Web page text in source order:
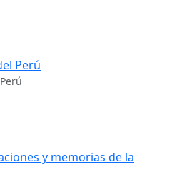
Perú
y memorias de la